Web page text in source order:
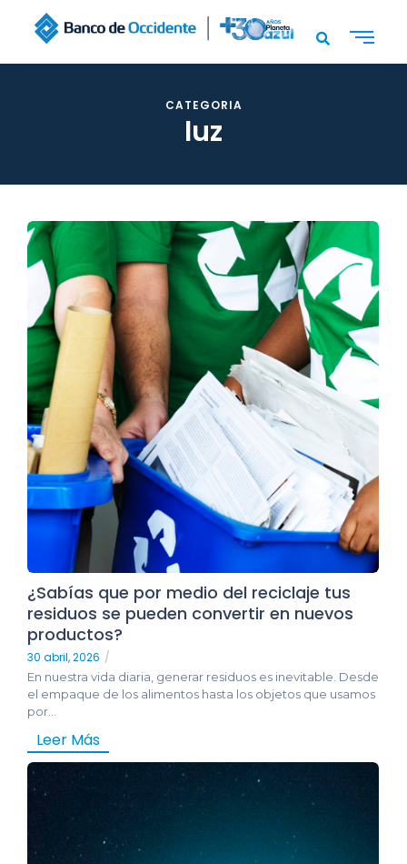
CATEGORIA
luz
¿Sabías que por medio del reciclaje tus
residuos se pueden convertir en nuevos
productos?
30 abril, 2026 /
En nuestra vida diaria, generar residuos es inevitable. Desde
el empaque de los alimentos hasta los objetos que usamos
por...
Leer Más